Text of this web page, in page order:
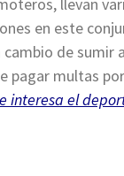
en este
de sumir
pagar multas
interesa el